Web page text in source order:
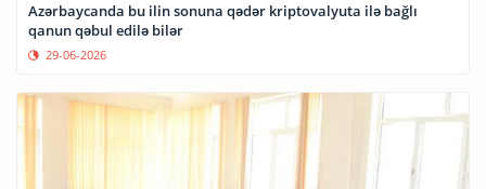
Azərbaycanda bu ilin sonuna qədər kriptovalyuta ilə bağlı
qanun qəbul edilə bilər
29-06-2026